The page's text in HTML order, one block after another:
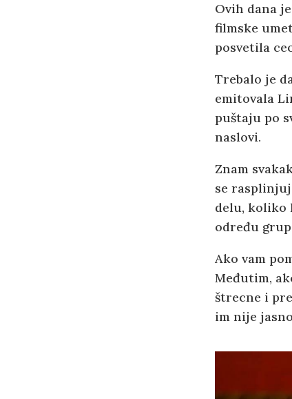
Ovih dana
filmske
posvetila
Trebalo je
emitovala
puštaju po
naslovi.
Znam
se
delu, koliko
određu
Ako vam
Međutim,
štrecne i
im nije